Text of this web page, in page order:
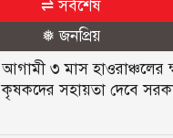
⇌ সর্বশেষ
❅ জনপ্রিয়
আগামী ৩ মাস হাওরাঞ্চলের
কৃষকদের সহায়তা দেবে